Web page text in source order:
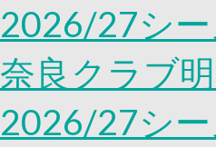
2026/27シ
奈良クラブ
2026/27シ